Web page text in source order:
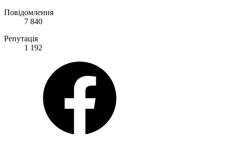
Повідомлення
7 840
Репутація
1 192